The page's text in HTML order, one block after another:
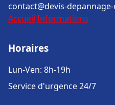
contact@devis-
Accueil Informations
Horaires
Lun-Ven: 8h-19h
Service d'urgence 24/7